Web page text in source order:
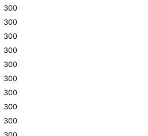
300
300
300
300
300
300
300
300
300